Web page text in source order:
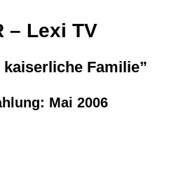
– Lexi TV
kaiserliche Familie”
Mai 2006